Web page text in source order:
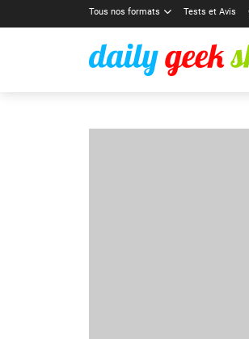
Tous nos formats Tests et Avis